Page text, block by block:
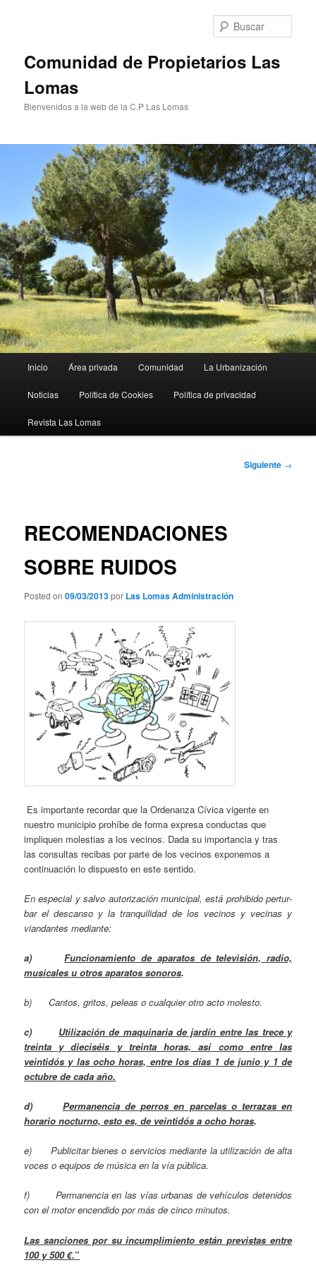
Comunidad de Propietarios Las
Lomas
Bienvenidos a la web de la C.P Las Lomas
Inicio Área privada Comunidad La Urbanización
Noticias Política de Cookies Política de privacidad
Revista Las Lomas
Siguiente →
RECOMENDACIONES
SOBRE RUIDOS
Posted on09/03/2013por Las Lomas Administración
Es importante recordar que la Ordenanza Cívica vigente en
nuestro municipio prohíbe de forma expresa conductas que
impliquen molestias a los vecinos. Dada su importancia y tras
las consultas recibas por parte de los vecinos exponemos a
continuación lo dispuesto en este sentido.
En especial y salvo autorización municipal, está prohibido pertur­
bar el descanso y la tranquilidad de los vecinos y vecinas y
viandan­tes mediante:
a)
Funcionamiento de aparatos de televisión, radio,
musicales uotros aparatos sonoros.
b) Cantos, gritos, peleas o cualquier otro acto molesto.
c)
Utilización de maquinaria de jardín entre las trece y
treinta ydieciséis y treinta horas, así como entre las
veintidós y las ocho horas, entre los días 1 de junio y 1 de
octubre de cadaaño.
d)
Permanencia de perros en parcelas o terrazas en
horario noc­turno, esto es, de veintidós a ocho horas.
e)
Publicitar bienes o servicios mediante la utilización de alta­
voces o equipos de música en la vía pública.
f)
Permanencia en las vías urbanas de vehículos detenidos
con el motor encendido por más de cinco minutos.
Las sanciones por su incumplimiento están previstas entre
100 y 500 €.”